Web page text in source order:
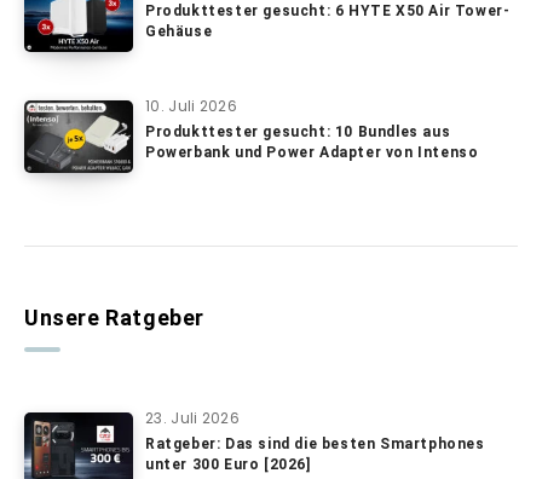
Produkttester gesucht: 6 HYTE X50 Air Tower-
Gehäuse
10. Juli 2026
Produkttester gesucht: 10 Bundles aus
Powerbank und Power Adapter von Intenso
Unsere Ratgeber
23. Juli 2026
Ratgeber: Das sind die besten Smartphones
unter 300 Euro [2026]